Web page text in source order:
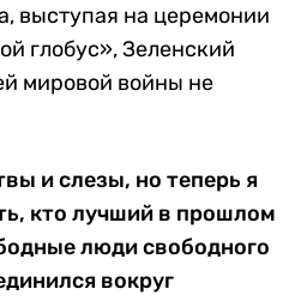
выступая на церемонии
глобус», Зеленский
мировой войны не
и слезы, но теперь я
кто лучший в прошлом
люди свободного
вокруг